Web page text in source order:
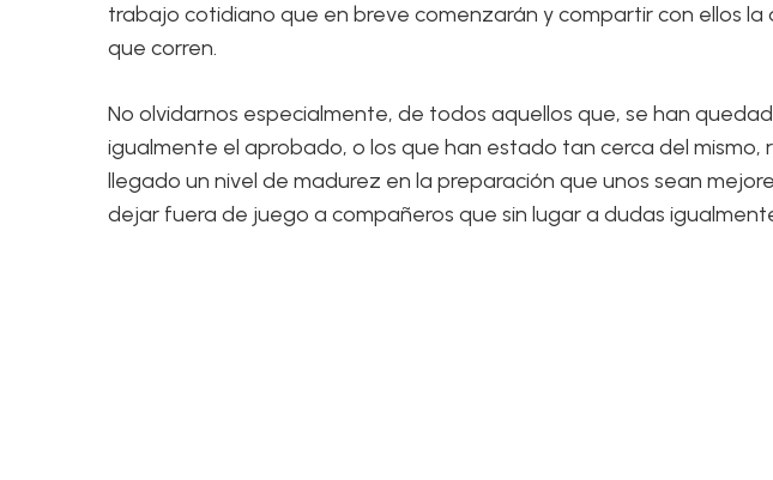
trabajo cotidiano que en breve comenzarán y compartir con ellos
que corren.
No olvidarnos especialmente, de todos aquellos que, se han
igualmente el aprobado, o los que han estado tan cerca del
llegado un nivel de madurez en la preparación que unos sean
dejar fuera de juego a compañeros que sin lugar a dudas